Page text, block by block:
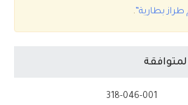
طراز بطارية“ .
318-046-001